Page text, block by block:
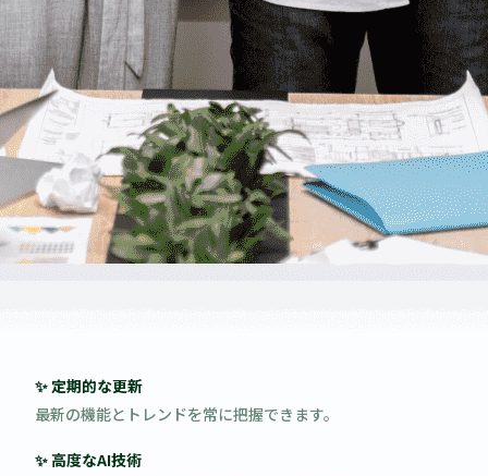
✨ 定期的な更新
最新の機能とトレンドを常に把握できます。
✨ 高度なAI技術